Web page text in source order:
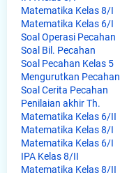
Matematika Kelas 8/I
Matematika Kelas 6/I
Soal Operasi Pecahan
Soal Bil. Pecahan
Soal Pecahan Kelas 5
Mengurutkan Pecahan
Soal Cerita Pecahan
Penilaian akhir Th.
Matematika Kelas 6/II
Matematika Kelas 8/I
Matematika Kelas 6/I
IPA Kelas 8/II
Matematika Kelas 8/II